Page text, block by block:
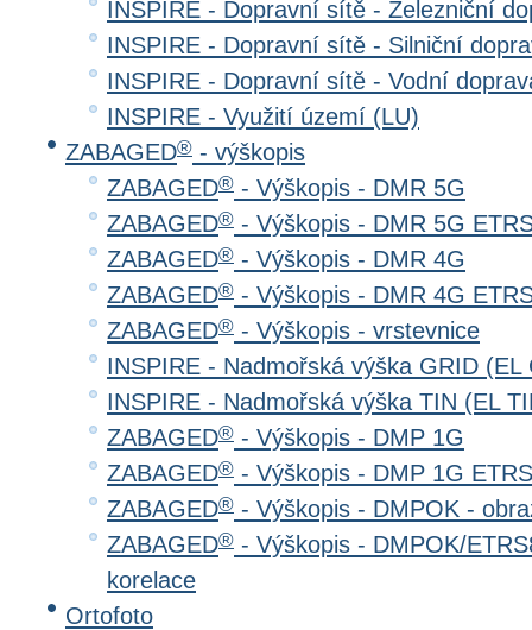
INSPIRE - Dopravní sítě - Železniční
INSPIRE - Dopravní sítě - Silniční
INSPIRE - Dopravní sítě - Vodní
INSPIRE - Využití území (LU)
ZABAGED® - výškopis
ZABAGED® - Výškopis - DMR 5G
ZABAGED® - Výškopis - DMR 5G
ZABAGED® - Výškopis - DMR 4G
ZABAGED® - Výškopis - DMR 4G
ZABAGED® - Výškopis - vrstevnice
INSPIRE - Nadmořská výška GRID (EL
INSPIRE - Nadmořská výška TIN (EL
ZABAGED® - Výškopis - DMP 1G
ZABAGED® - Výškopis - DMP 1G
ZABAGED® - Výškopis - DMPOK -
ZABAGED® - Výškopis - DMPOK/
korelace
Ortofoto